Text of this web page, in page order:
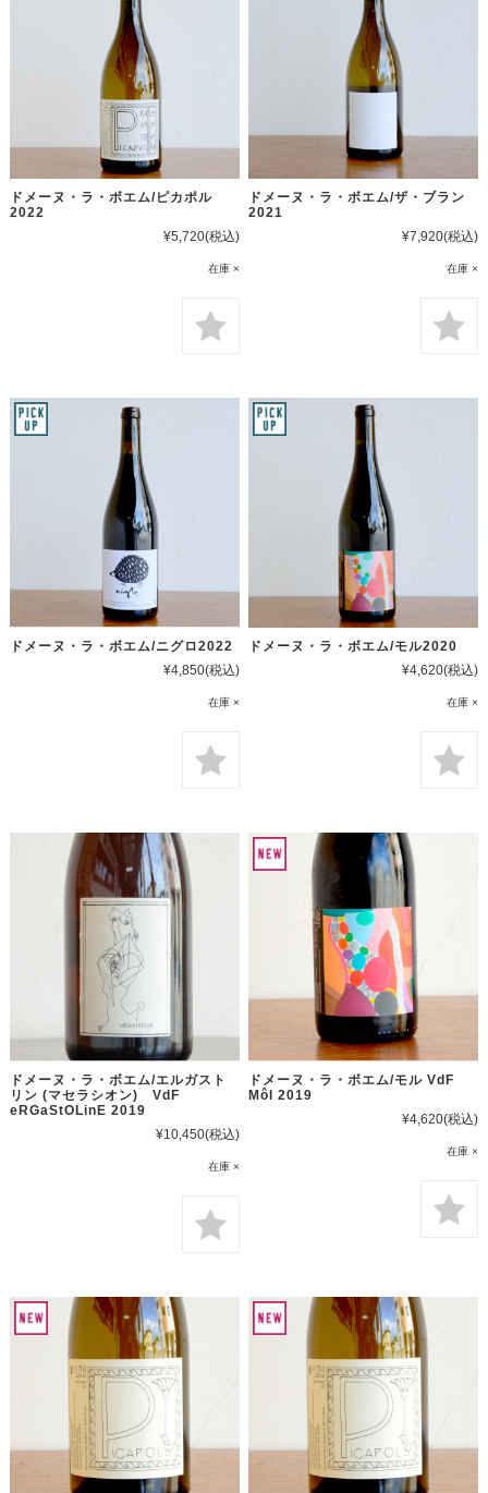
ドメーヌ・ラ・ボエム/ピカポル
2022
¥5,720(税込)
在庫 ×
ドメーヌ・ラ・ボエム/ザ・ブラン
2021
¥7,920(税込)
在庫 ×
ドメーヌ・ラ・ボエム/ニグロ2022
¥4,850(税込)
在庫 ×
ドメーヌ・ラ・ボエム/モル2020
¥4,620(税込)
在庫 ×
ドメーヌ・ラ・ボエム/エルガスト
リン (マセラシオン) VdF
eRGaStOLinE 2019
¥10,450(税込)
在庫 ×
ドメーヌ・ラ・ボエム/モル VdF
Môl 2019
¥4,620(税込)
在庫 ×